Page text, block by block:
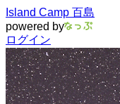
Island Camp 百島
powered by
ログイン